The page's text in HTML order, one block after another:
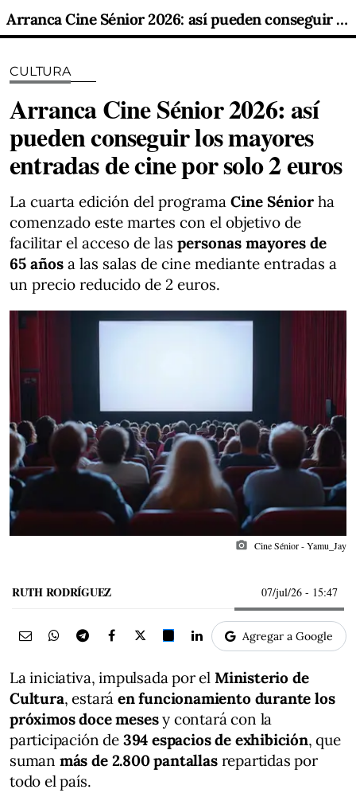
Arranca Cine Sénior 2026: así pueden conseguir los mayores entradas de cine por solo 2 euros
CULTURA
Arranca Cine Sénior 2026: así
pueden conseguir los mayores
entradas de cine por solo 2 euros
La cuarta edición del programa Cine Sénior ha
comenzado este martes con el objetivo de
facilitar el acceso de las personas mayores de
65 años a las salas de cine mediante entradas a
un precio reducido de 2 euros.
photo_camera Cine Sénior - Yamu_Jay
RUTH RODRÍGUEZ 07/jul/26 - 15:47
Agregar a Google
La iniciativa, impulsada por el Ministerio de
Cultura, estará en funcionamiento durante los
próximos doce mesesy contará con la
participación de 394 espacios de exhibición, que
suman más de 2.800 pantallasrepartidas por
todo el país.